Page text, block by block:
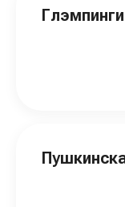
Глэмпинги